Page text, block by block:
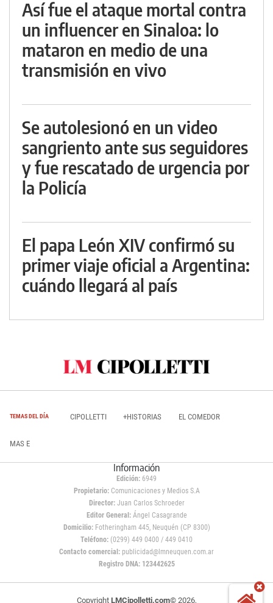
Así fue el ataque mortal contra
un influencer en Sinaloa: lo
mataron en medio de una
transmisión en vivo
Se autolesionó en un video
sangriento ante sus seguidores
y fue rescatado de urgencia por
la Policía
El papa León XIV confirmó su
primer viaje oficial a Argentina:
cuándo llegará al país
TEMAS DEL DÍA CIPOLLETTI +HISTORIAS EL COMEDOR
MAS E
Información
Edición: 6949
Propietario:Comunicaciones y Medios S.A
Director: Juan Carlos Schroeder
Editor General:Ángel Casagrande
Domicilio:Fotheringham 445, Neuquén (CP 8300)
Teléfono: (0299) 449 0400 / 449 0410
Contacto comercial: publicidad@lmneuquen.com.ar
Registro DNA: 123442625
Copyright LMCipolletti.com© 2026,